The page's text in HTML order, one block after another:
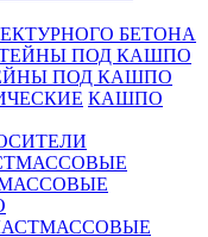
БЕТОНА
ПОД КАШПО
КАШПО